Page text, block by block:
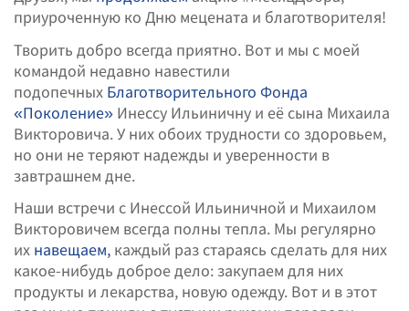
приуроченную ко Дню мецената и благотворителя!
Творить добро всегда приятно. Вот и мы с моей
командой недавно навестили
подопечных Благотворительного Фонда
«Поколение» Инессу Ильиничну и её сына Михаила
Викторовича. У них обоих трудности со здоровьем,
но они не теряют надежды и уверенности в
завтрашнем дне.
Наши встречи с Инессой Ильиничной и Михаилом
Викторовичем всегда полны тепла. Мы регулярно
их навещаем, каждый раз стараясь сделать для них
какое-нибудь доброе дело: закупаем для них
продукты и лекарства, новую одежду. Вот и в этот